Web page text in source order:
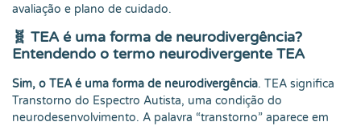
avaliação e plano de cuidado.
🧬 TEA é uma forma de neurodivergência?
Entendendo o termo neurodivergente TEA
Sim, o TEA é uma forma de neurodivergência. TEA significa
Transtorno do Espectro Autista, uma condição do
neurodesenvolvimento. A palavra “transtorno” aparece em